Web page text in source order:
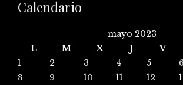
Calendario
mayo 2023
L
M X J V
1
2 3 4 5 6
8
9 10 11 12